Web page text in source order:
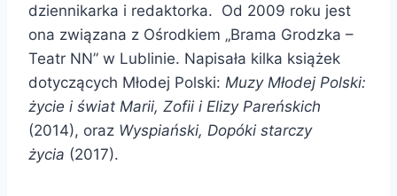
dziennikarka i redaktorka. Od 2009 roku jest
ona związana z Ośrodkiem „Brama Grodzka –
Teatr NN” w Lublinie. Napisała kilka książek
dotyczących Młodej Polski: Muzy Młodej Polski:
życie i świat Marii, Zofii i Elizy Pareńskich
(2014), oraz Wyspiański, Dopóki starczy
życia (2017).